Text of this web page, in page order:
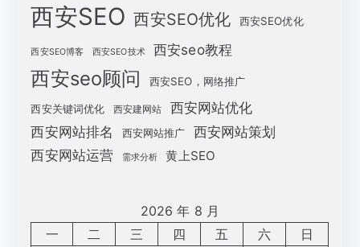
西安SEO 西安SEO优化 西安SEO优化
西安SEO博客 西安SEO技术 西安seo教程
西安seo顾问 西安SEO，网络推广
西安关键词优化 西安建网站 西安网站优化
西安网站排名 西安网站推广 西安网站策划
西安网站运营 需求分析 黄上SEO
2026 年 8 月
一
二 三 四 五 六 日